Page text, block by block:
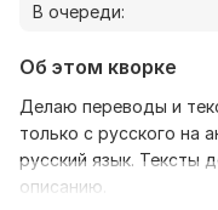
В очереди:
Об этом кворке
Делаю переводы и
только с русского на
русский язык. Тексты
описанию.